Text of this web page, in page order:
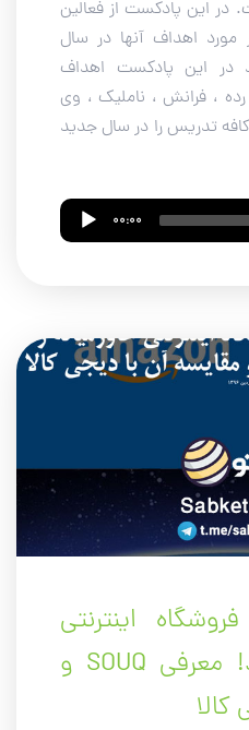
این پادکست از فعالین
مورد اهداف آنها در سال
در این پادکست اهداف
، فرانش ، ناملیک ، وی
تدریس را در سال جدید
00:00
اینترنتی
خاورمیانه را خرید! معرفی SOUQ و